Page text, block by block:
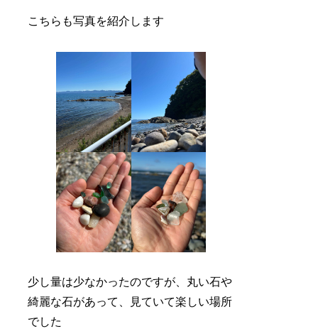
こちらも写真を紹介します
少し量は少なかったのですが、丸い石や
綺麗な石があって、見ていて楽しい場所
でした